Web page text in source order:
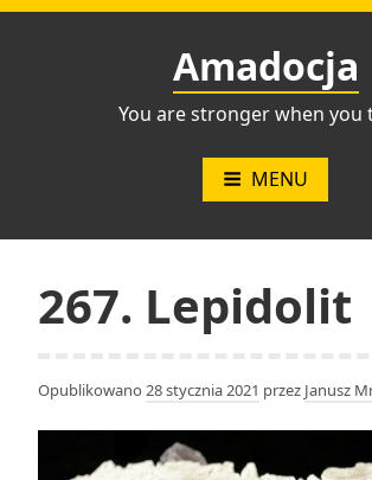
Przejdź
Amadocja
You are stronger when you
MENU
267. Lepidolit
Opublikowano 28 stycznia 2021 przez Janusz